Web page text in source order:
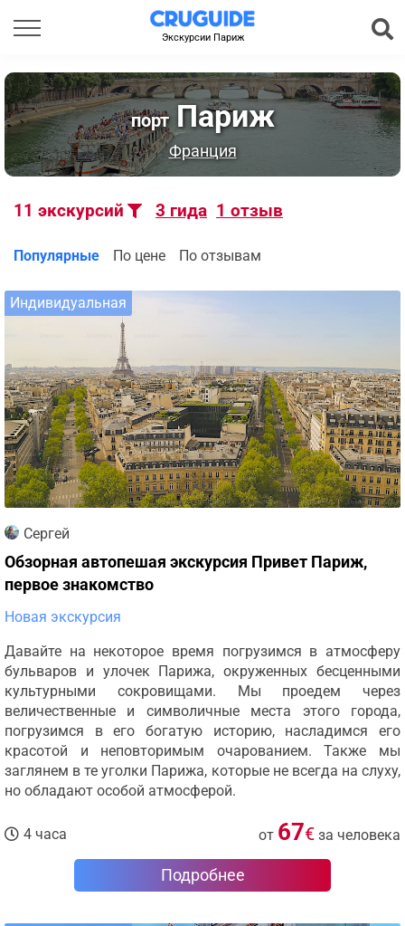
Экскурсии Париж
портПариж
Франция
11 экскурсий 3 гида 1 отзыв
Популярные По цене По отзывам
Индивидуальная
Сергей
Обзорная автопешая экскурсия Привет Париж,
первое знакомство
Новая экскурсия
Давайте на некоторое время погрузимся в атмосферу
бульваров и улочек Парижа, окруженных бесценными
культурными сокровищами. Мы проедем через
величественные и символичные места этого города,
погрузимся в его богатую историю, насладимся его
красотой и неповторимым очарованием. Также мы
заглянем в те уголки Парижа, которые не всегда на слуху,
но обладают особой атмосферой.
4 часа от 67€ за человека
Подробнее